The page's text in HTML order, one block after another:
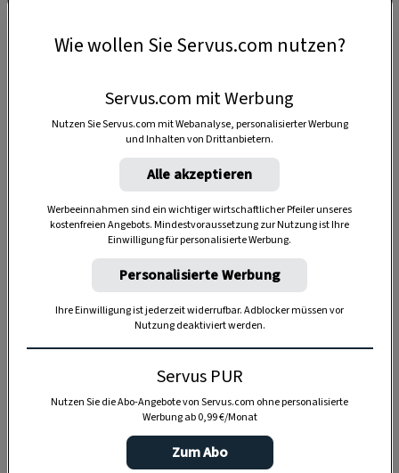
Anzeige
Wie wollen Sie Servus.com nutzen?
Servus.com mit Werbung
Nutzen Sie Servus.com mit Webanalyse, personalisierter Werbung
und Inhalten von Drittanbietern.
Alle akzeptieren
Werbeeinnahmen sind ein wichtiger wirtschaftlicher Pfeiler unseres
kostenfreien Angebots. Mindestvoraussetzung zur Nutzung ist Ihre
Einwilligung für personalisierte Werbung.
Personalisierte Werbung
Ihre Einwilligung ist jederzeit widerrufbar. Adblocker müssen vor
Nutzung deaktiviert werden.
Servus PUR
Nutzen Sie die Abo-Angebote von Servus.com ohne personalisierte
Werbung ab 0,99 €/Monat
Zum Abo